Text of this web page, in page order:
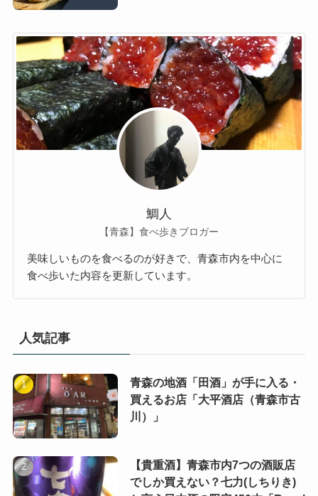
鯛人
【青森】食べ歩きブロガー
美味しいものを食べるのが好きで、青森市内を中心に
食べ歩いた内容を更新しています。
人気記事
青森の地酒「田酒」が手に入る・
買えるお店「大平酒店（青森市古
川）」
【貴重酒】青森市内7つの酒販店
でしか買えない？七力(しちりき)